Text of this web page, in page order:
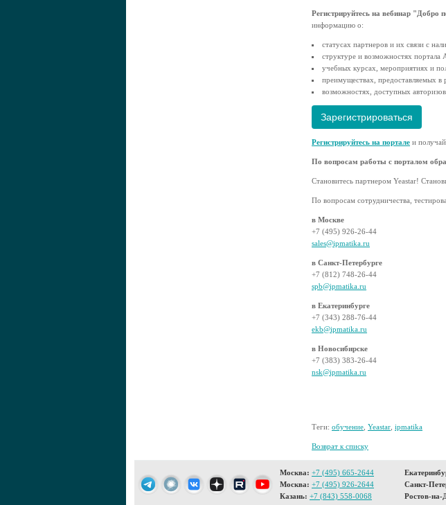
Регистрируйтесь на вебинар
информацию о:
статусах партнеров и их связи с
структуре и возможностях портала
учебных курсах, мероприятиях и
преимуществах, предоставляемых в
возможностях, доступных
Зарегистрироваться
Регистрируйтесь на портале и
По вопросам работы с порталом
Становитесь партнером Yeastar!
По вопросам сотрудничества,
в Москве
+7 (495) 926-26-44
sales@ipmatika.ru
в Санкт-Петербурге
+7 (812) 748-26-44
spb@ipmatika.ru
в Екатеринбурге
+7 (343) 288-76-44
ekb@ipmatika.ru
в Новосибирске
+7 (383) 383-26-44
nsk@ipmatika.ru
Теги: обучение Yeastar ipmatika
Возврат к списку
Москва: +7 (495) 665-2644
Москва: +7 (495) 926-2644
Казань: +7 (843) 558-0068
Санкт-
Ростов-на-